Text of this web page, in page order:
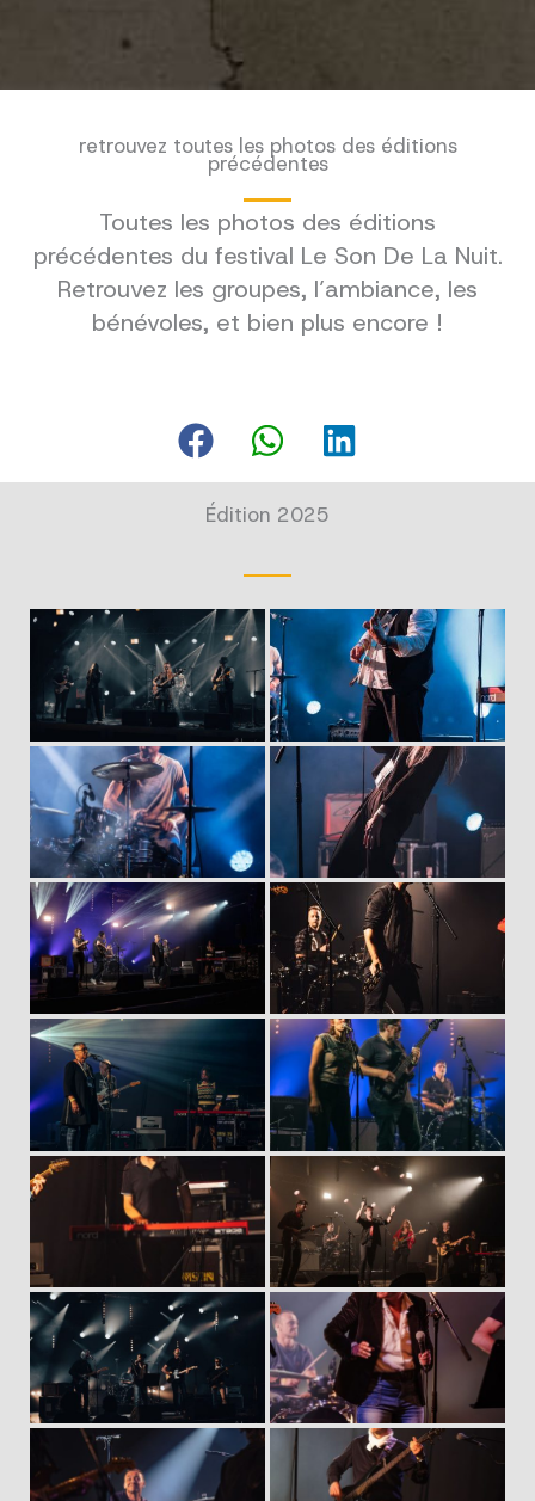
retrouvez toutes les photos des éditions
précédentes
Toutes les photos des éditions
précédentes du festival Le Son De La Nuit.
Retrouvez les groupes, l’ambiance, les
bénévoles, et bien plus encore !
Édition 2025